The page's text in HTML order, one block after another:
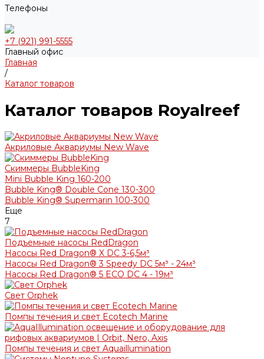
Телефоны
+7 (921) 991-5555
Главный офис
Главная
/
Каталог товаров
Каталог товаров Royalreef
Акриловые Аквариумы New Wave
Скиммеры BubbleKing
Mini Bubble King 160-200
Bubble King® Double Cone 130-300
Bubble King® Supermarin 100-300
Еще
7
Подъемные насосы RedDragon
Насосы Red Dragon® X DC 3-6,5м³
Насосы Red Dragon® 3 Speedy DC 5м³ - 24м³
Насосы Red Dragon® 5 ECO DC 4 - 19м³
Свет Orphek
Помпы течения и свет Ecotech Marine
Помпы течения и свет Aquaillumination